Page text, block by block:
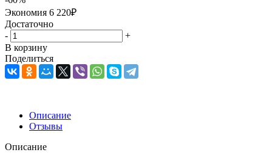
Экономия 6 220₽
Достаточно
-
+
В корзину
Поделиться
Описание
Отзывы
Описание